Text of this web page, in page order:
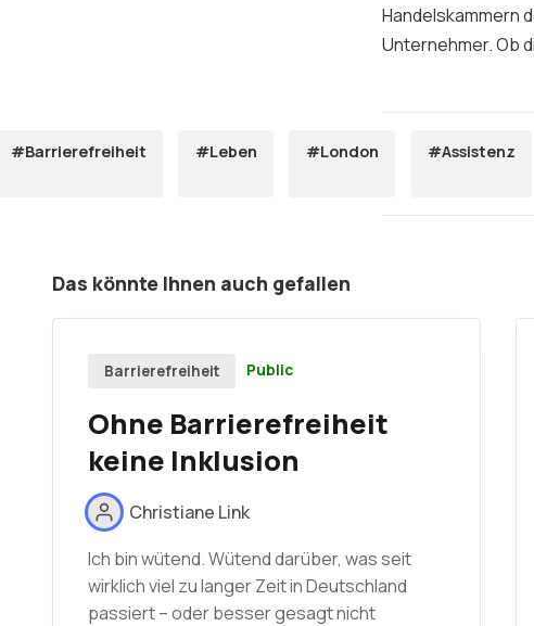
Handelskammern
Unternehmer. Ob
#Barrierefreiheit #Leben #London #Assistenz
Das könnte Ihnen auch gefallen
Barrierefreiheit Public
Ohne Barrierefreiheit
keine Inklusion
Christiane Link
Ich bin wütend. Wütend darüber, was seit
wirklich viel zu langer Zeit in Deutschland
passiert – oder besser gesagt nicht